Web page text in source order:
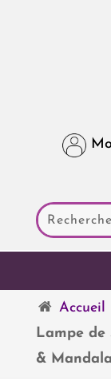
Accueil
Lampe de
&